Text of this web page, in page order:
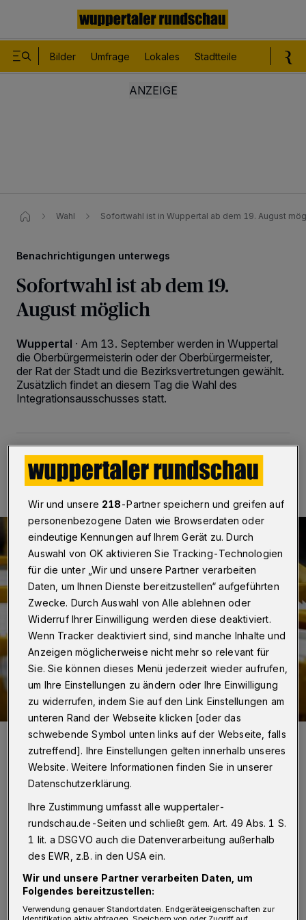
Bilder Umfrage Lokales Stadtteile
Wahl Sofortwahl ist in Wuppertal ab dem 19. August
Benachrichtigungen unterwegs
Sofortwahl ist ab dem 19.
August möglich
Wuppertal · Am 13. September werden in Wuppertal
die Oberbürgermeisterin oder der Oberbürgermeister,
der Rat der Stadt und die Bezirksvertretungen gewählt.
Zusätzlich findet an diesem Tag die Wahl des
Integrationsausschusses statt.
17.08.2020 , 15:24 Uhr 2 Minuten Lesezeit
Die Wahlbenachrichtigungen sind auf dem Weg.
Foto: Marco Stepniak/Deutsche Post
W ahlbenachrichtigungen:Zwischen
dem 14. und dem 22. August werden
die Wahlbenachrichtigungen verschickt. Rund
266.400 Exemplare für die Kommunalwahl
Wir und unsere 218-Partner speichern und greifen auf
personenbezogene Daten wie Browserdaten oder
eindeutige Kennungen auf Ihrem Gerät zu. Durch
Auswahl von OK aktivieren Sie Tracking-Technologien
für die unter „Wir und unsere Partner verarbeiten
Daten, um Ihnen Dienste bereitzustellen“ aufgeführten
Zwecke. Durch Auswahl von Alle ablehnen oder
Widerruf Ihrer Einwilligung werden diese deaktiviert.
Wenn Tracker deaktiviert sind, sind manche Inhalte und
Anzeigen möglicherweise nicht mehr so relevant für
Sie. Sie können dieses Menü jederzeit wieder aufrufen,
um Ihre Einstellungen zu ändern oder Ihre Einwilligung
zu widerrufen, indem Sie auf den Link Einstellungen am
unteren Rand der Webseite klicken [oder das
schwebende Symbol unten links auf der Webseite, falls
zutreffend]. Ihre Einstellungen gelten innerhalb unseres
Website. Weitere Informationen finden Sie in unserer
Datenschutzerklärung.
Ihre Zustimmung umfasst alle wuppertaler-
rundschau.de-Seiten und schließt gem. Art. 49 Abs. 1 S.
1 lit. a DSGVO auch die Datenverarbeitung außerhalb
des EWR, z.B. in den USA ein.
Wir und unsere Partner verarbeiten Daten, um
Folgendes bereitzustellen:
Verwendung genauer Standortdaten. Endgeräteeigenschaften zur